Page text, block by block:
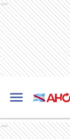
Ads
Ads